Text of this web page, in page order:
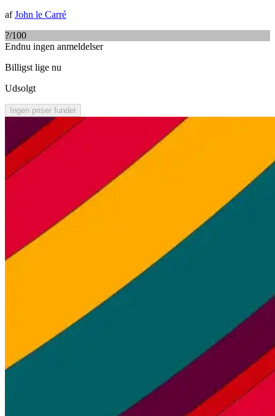
afJohn le Carré
?/100
Endnu ingen anmeldelser
Billigst lige nu
Udsolgt
Ingen priser fundet